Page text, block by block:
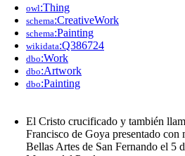
owl:Thing
schema:CreativeWork
schema:Painting
wikidata:Q386724
dbo:Work
dbo:Artwork
dbo:Painting
El Cristo crucificado y también
Francisco de Goya presentado
Bellas Artes de San Fernando el 5